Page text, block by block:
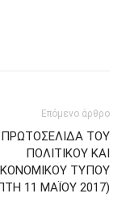
Επόμενο άρθρο
ΤΟΥ
ΠΟΛΙΤΙΚΟΥ ΚΑΙ
ΤΥΠΟΥ
11 ΜΑΪΟΥ 2017)